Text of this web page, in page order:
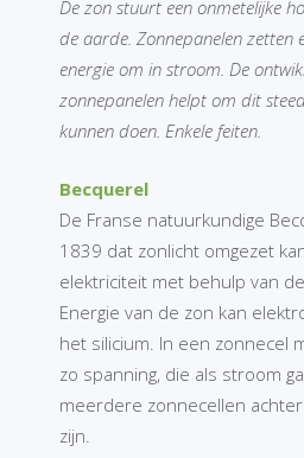
De zon stuurt een onmetelijke
de aarde. Zonnepanelen zetten
energie om in stroom. De
zonnepanelen helpt om dit
kunnen doen. Enkele feiten.
Becquerel
De Franse natuurkundige
1839 dat zonlicht omgezet
elektriciteit met behulp van
Energie van de zon kan
het silicium. In een zonnecel
zo spanning, die als stroom
meerdere zonnecellen
zijn.